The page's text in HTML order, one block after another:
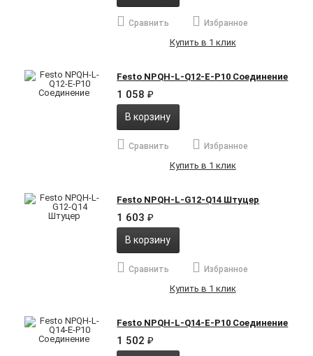
Сравнить Избранное
Купить в 1 клик
Festo NPQH-L-Q12-E-P10 Соединение
1 058₽
В корзину
Сравнить Избранное
Купить в 1 клик
Festo NPQH-L-G12-Q14 Штуцер
1 603₽
В корзину
Сравнить Избранное
Купить в 1 клик
Festo NPQH-L-Q14-E-P10 Соединение
1 502₽